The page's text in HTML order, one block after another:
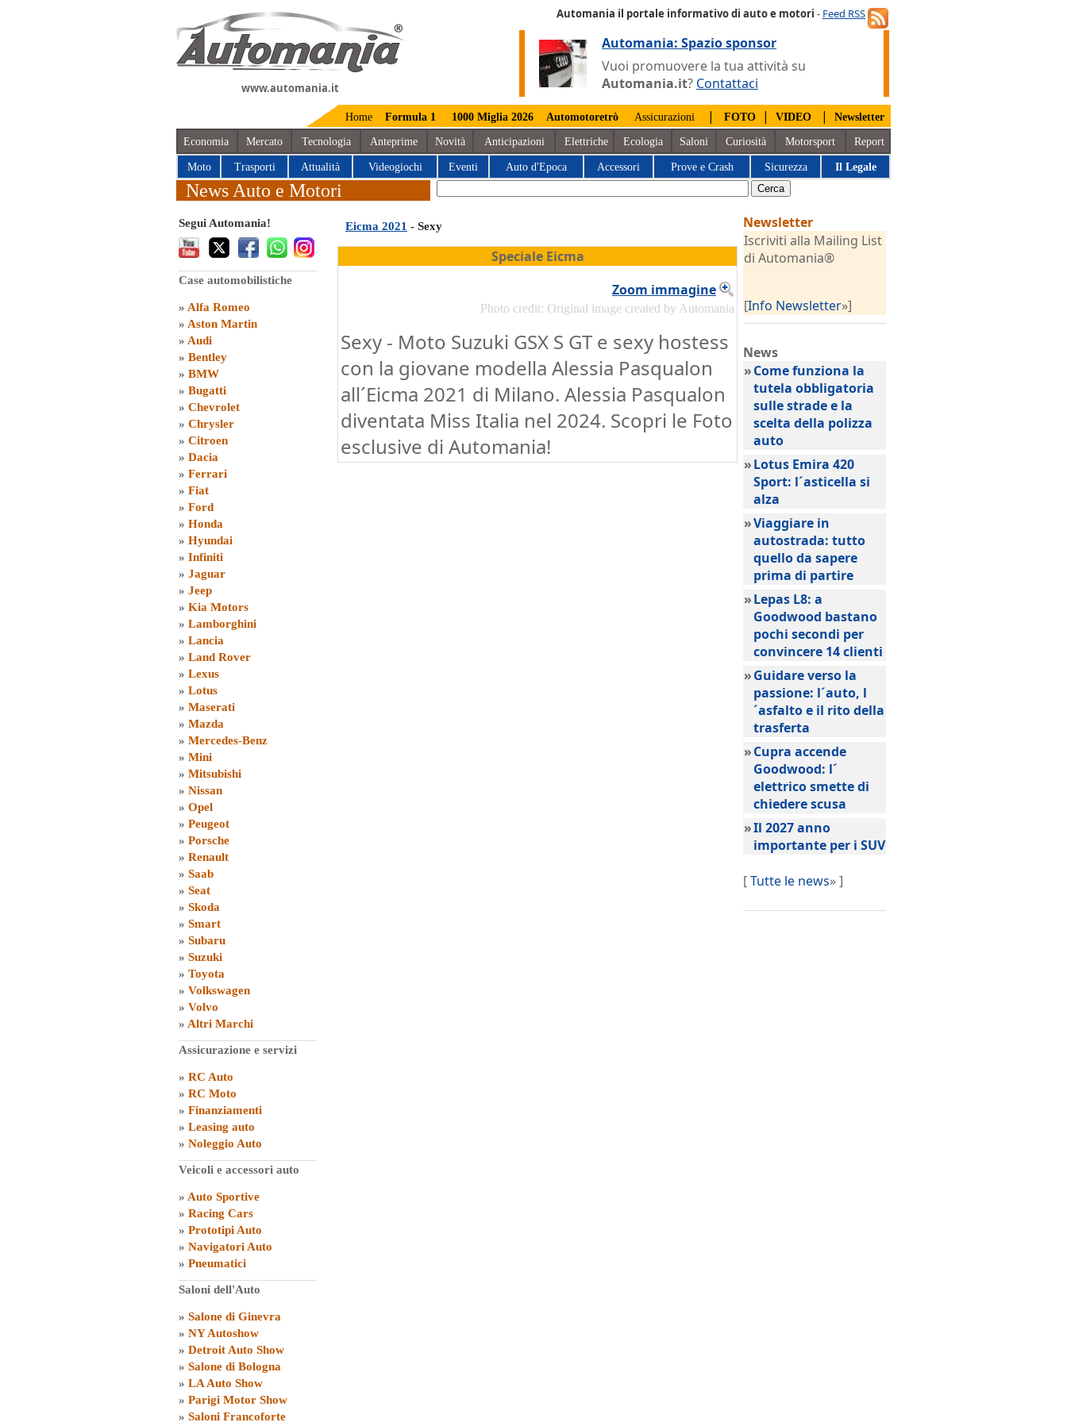
www.automania.it
Automania il portale informativo di auto e motori - Feed RSS
Automania: Spazio sponsor
Vuoi promuovere la tua attività su
Automania.it? Contattaci
Home Formula 1 1000 Miglia 2026 Automotoretrò Assicurazioni | FOTO | VIDEO | Newsletter
Economia Mercato Tecnologia Anteprime Novità Anticipazioni Elettriche Ecologia Saloni Curiosità Motorsport Report
Moto Trasporti Attualità Videogiochi Eventi Auto d'Epoca Accessori Prove e Crash Sicurezza Il Legale
News Auto e Motori
Segui Automania!
Case automobilistiche
» Alfa Romeo
» Aston Martin
» Audi
» Bentley
» BMW
» Bugatti
» Chevrolet
» Chrysler
» Citroen
» Dacia
» Ferrari
» Fiat
» Ford
» Honda
» Hyundai
» Infiniti
» Jaguar
» Jeep
» Kia Motors
» Lamborghini
» Lancia
» Land Rover
» Lexus
» Lotus
» Maserati
» Mazda
» Mercedes-Benz
» Mini
» Mitsubishi
» Nissan
» Opel
» Peugeot
» Porsche
» Renault
» Saab
» Seat
» Skoda
» Smart
» Subaru
» Suzuki
» Toyota
» Volkswagen
» Volvo
» Altri Marchi
Assicurazione e servizi
» RC Auto
» RC Moto
» Finanziamenti
» Leasing auto
» Noleggio Auto
Veicoli e accessori auto
» Auto Sportive
» Racing Cars
» Prototipi Auto
» Navigatori Auto
» Pneumatici
Saloni dell'Auto
» Salone di Ginevra
» NY Autoshow
» Detroit Auto Show
» Salone di Bologna
» LA Auto Show
» Parigi Motor Show
» Saloni Francoforte
Eicma 2021 - Sexy
Speciale Eicma
Zoom immagine
Photo credit: Original image created by Automania
Sexy - Moto Suzuki GSX S GT e sexy hostess
con la giovane modella Alessia Pasqualon
all´Eicma 2021 di Milano. Alessia Pasqualon
diventata Miss Italia nel 2024. Scopri le Foto
esclusive di Automania!
Newsletter
Iscriviti alla Mailing List
di Automania®
[Info Newsletter»]
News
»Come funziona la
tutela obbligatoria
sulle strade e la
scelta della polizza
auto
»Lotus Emira 420
Sport: l´asticella si
alza
»Viaggiare in
autostrada: tutto
quello da sapere
prima di partire
»Lepas L8: a
Goodwood bastano
pochi secondi per
convincere 14 clienti
»Guidare verso la
passione: l´auto, l
´asfalto e il rito della
trasferta
»Cupra accende
Goodwood: l´
elettrico smette di
chiedere scusa
»Il 2027 anno
importante per i SUV
[Tutte le news» ]